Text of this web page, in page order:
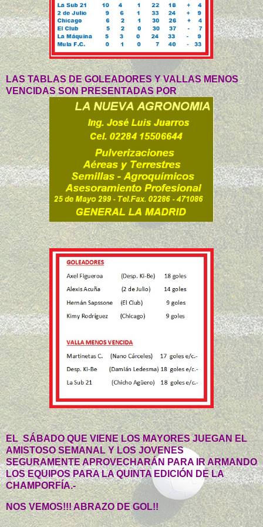
LAS TABLAS DE GOLEADORES Y VALLAS MENOS
VENCIDAS SON PRESENTADAS POR
EL SÁBADO QUE VIENE LOS MAYORES JUEGAN EL
AMISTOSO SEMANAL Y LOS JOVENES
SEGURAMENTE APROVECHARÁN PARA IR ARMANDO
LOS EQUIPOS PARA LA QUINTA EDICIÓN DE LA
CHAMPORFÍA.-
NOS VEMOS!!! ABRAZO DE GOL!!